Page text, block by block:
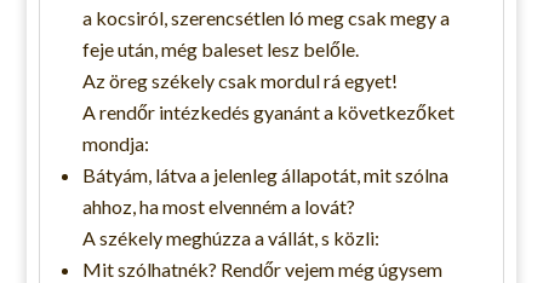
a kocsiról, szerencsétlen ló meg csak megy a
feje után, még baleset lesz belőle.
Az öreg székely csak mordul rá egyet!
A rendőr intézkedés gyanánt a következőket
mondja:
Bátyám, látva a jelenleg állapotát, mit szólna
ahhoz, ha most elvenném a lovát?
A székely meghúzza a vállát, s közli:
Mit szólhatnék? Rendőr vejem még úgysem